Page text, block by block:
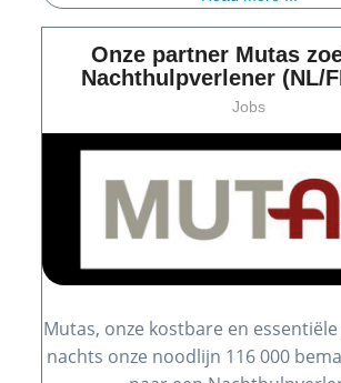
Onze partner Mutas
Nachthulpverlener (NL/
Jobs
Mutas, onze kostbare en
nachts onze noodlijn 116 000